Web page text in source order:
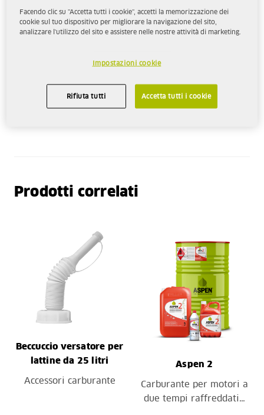
USI
DOWNLOAD
Prodotti correlati
Beccuccio versatore per
lattine da 25 litri
Accessori carburante
Aspen 2
Carburante per motori a
due tempi raffreddati…
Facendo clic su "Accetta tutti i cookie", accetti la memorizzazione dei
cookie sul tuo dispositivo per migliorare la navigazione del sito,
analizzare l'utilizzo del sito e assistere nelle nostre attività di marketing.
Impostazioni cookie
Rifiuta tutti Accetta tutti i cookie